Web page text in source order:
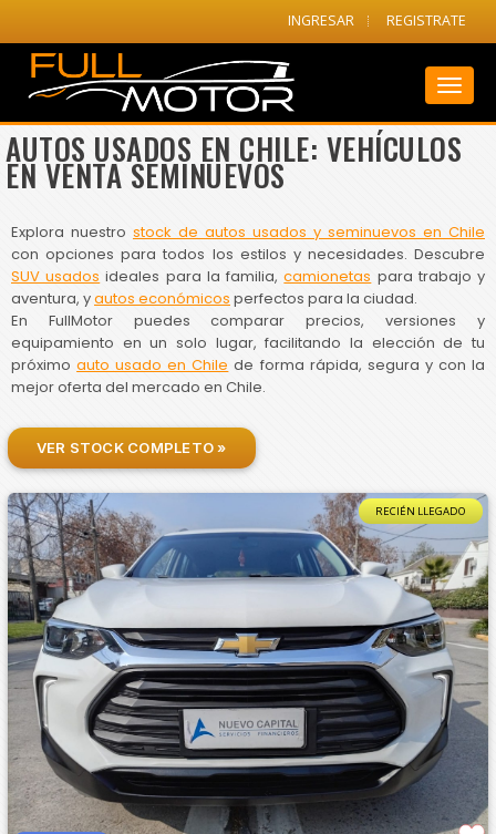
INGRESAR REGISTRATE
AUTOS USADOS EN CHILE: VEHÍCULOS
EN VENTA SEMINUEVOS
Explora nuestro stock de autos usados y seminuevos en Chile
con opciones para todos los estilos y necesidades. Descubre
SUV usados ideales para la familia,camionetas para trabajo y
aventura, yautos económicos perfectos para la ciudad.
En FullMotor puedes comparar precios, versiones y
equipamiento en un solo lugar, facilitando la elección de tu
próximoauto usado en Chile de forma rápida, segura y con la
mejor oferta del mercado en Chile.
VER STOCK COMPLETO »
RECIÉN LLEGADO